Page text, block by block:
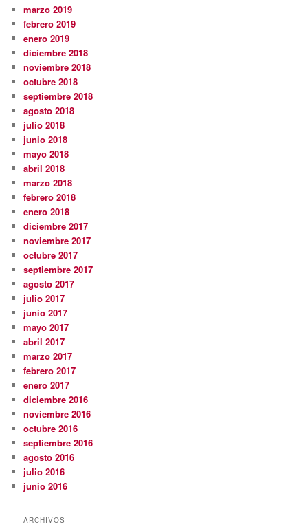
marzo 2019
febrero 2019
enero 2019
diciembre 2018
noviembre 2018
octubre 2018
septiembre 2018
agosto 2018
julio 2018
junio 2018
mayo 2018
abril 2018
marzo 2018
febrero 2018
enero 2018
diciembre 2017
noviembre 2017
octubre 2017
septiembre 2017
agosto 2017
julio 2017
junio 2017
mayo 2017
abril 2017
marzo 2017
febrero 2017
enero 2017
diciembre 2016
noviembre 2016
octubre 2016
septiembre 2016
agosto 2016
julio 2016
junio 2016
ARCHIVOS